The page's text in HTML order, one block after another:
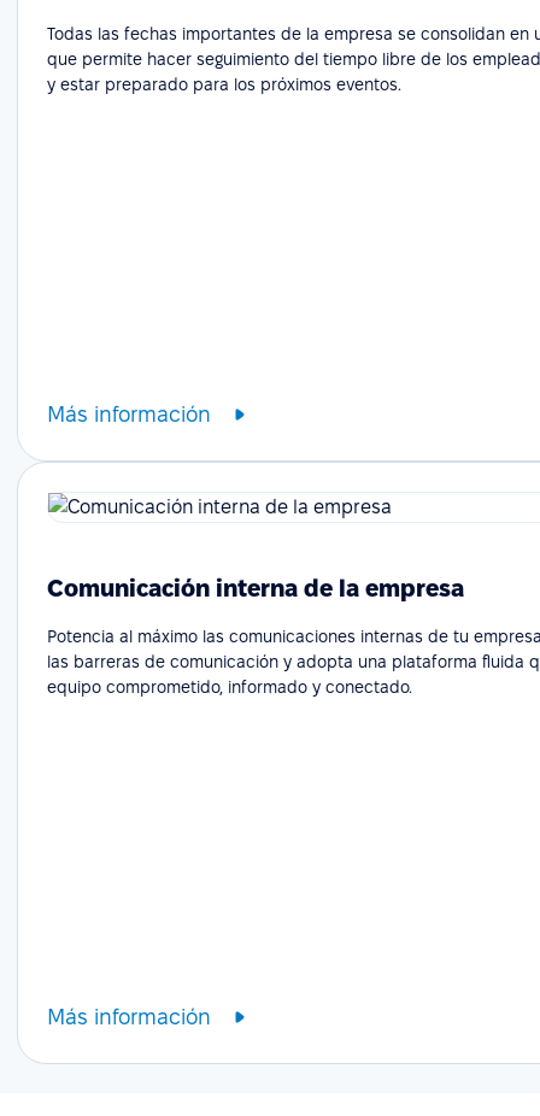
Todas las fechas importantes de la empresa se consolidan en
que permite hacer seguimiento del tiempo libre de los
y estar preparado para los próximos eventos.
Más información
Comunicación interna de la empresa
Potencia al máximo las comunicaciones internas de tu
las barreras de comunicación y adopta una plataforma fluida
equipo comprometido, informado y conectado.
Más información